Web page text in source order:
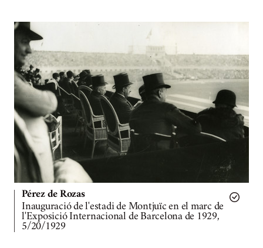
Pérez de Rozas
Inauguració de l'estadi de Montjuïc en el marc de
l'Exposició Internacional de Barcelona de 1929,
5/20/1929